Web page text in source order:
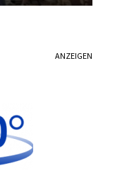
ANZEIGEN